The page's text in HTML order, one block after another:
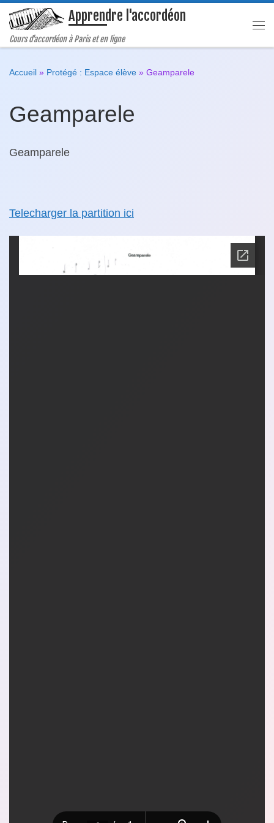
Passer au contenuApprendre l'accordéon
Cours d'accordéon à Paris et en ligne
Accueil » Protégé : Espace élève » Geamparele
Geamparele
Geamparele
Telecharger la partition ici